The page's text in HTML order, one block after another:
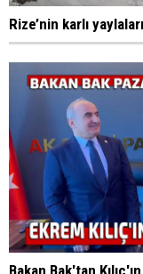
Rize’nin karlı
Bakan Bak'tan